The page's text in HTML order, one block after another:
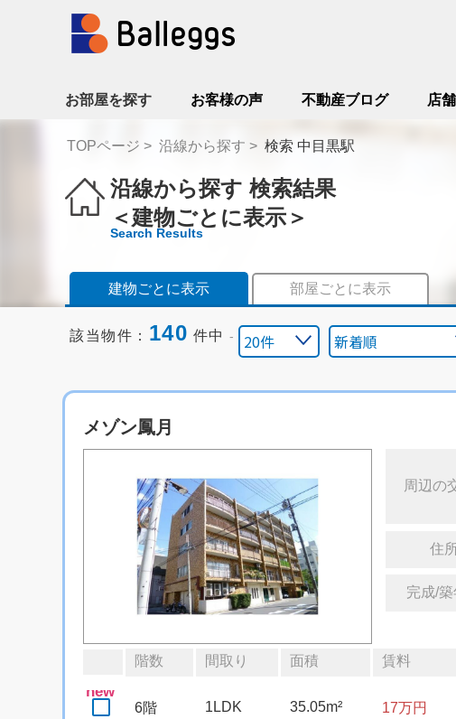
お部屋を探す お客様の声 不動産ブログ 店
TOPページ 沿線から探す 検索 中目黒駅
沿線から探す 検索結果
＜建物ごとに表示＞
Search Results
建物ごとに表示 部屋ごとに表示
該当物件： 140 件中 -
メゾン鳳月
周辺の
住
完成/
階数 間取り 面積 賃料
new
6階 1LDK 35.05m² 17万円